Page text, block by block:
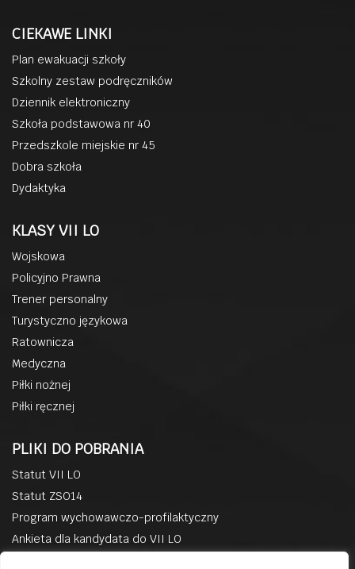
CIEKAWE LINKI
Plan ewakuacji szkoły
Szkolny zestaw podręczników
Dziennik elektroniczny
Szkoła podstawowa nr 40
Przedszkole miejskie nr 45
Dobra szkoła
Dydaktyka
KLASY VII LO
Wojskowa
Policyjno Prawna
Trener personalny
Turystyczno językowa
Ratownicza
Medyczna
Piłki nożnej
Piłki ręcznej
PLIKI DO POBRANIA
Statut VII LO
Statut ZSO14
Program wychowawczo-profilaktyczny
Ankieta dla kandydata do VII LO